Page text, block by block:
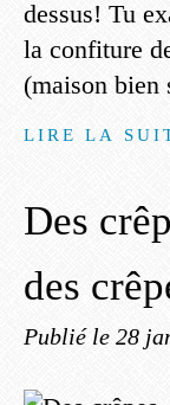
dessus! Tu
la confiture
(maison bien
LIRE LA
Des
des
Publié le 28